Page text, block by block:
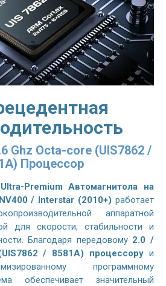
Ghz Octa-core (UIS7862 /
Процессор
Premium Автомагнитола на
/ Interstar (2010+) работает
аппаратной
для скорости, стабильности и
Благодаря передовому 2.0 /
/ 8581A) процессору и
программному
обеспечивает значительный